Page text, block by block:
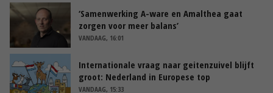
‘Samenwerking A-ware en Amalthea gaat
zorgen voor meer balans’
VANDAAG, 16:01
Internationale vraag naar geitenzuivel blijft
groot: Nederland in Europese top
VANDAAG, 15:33